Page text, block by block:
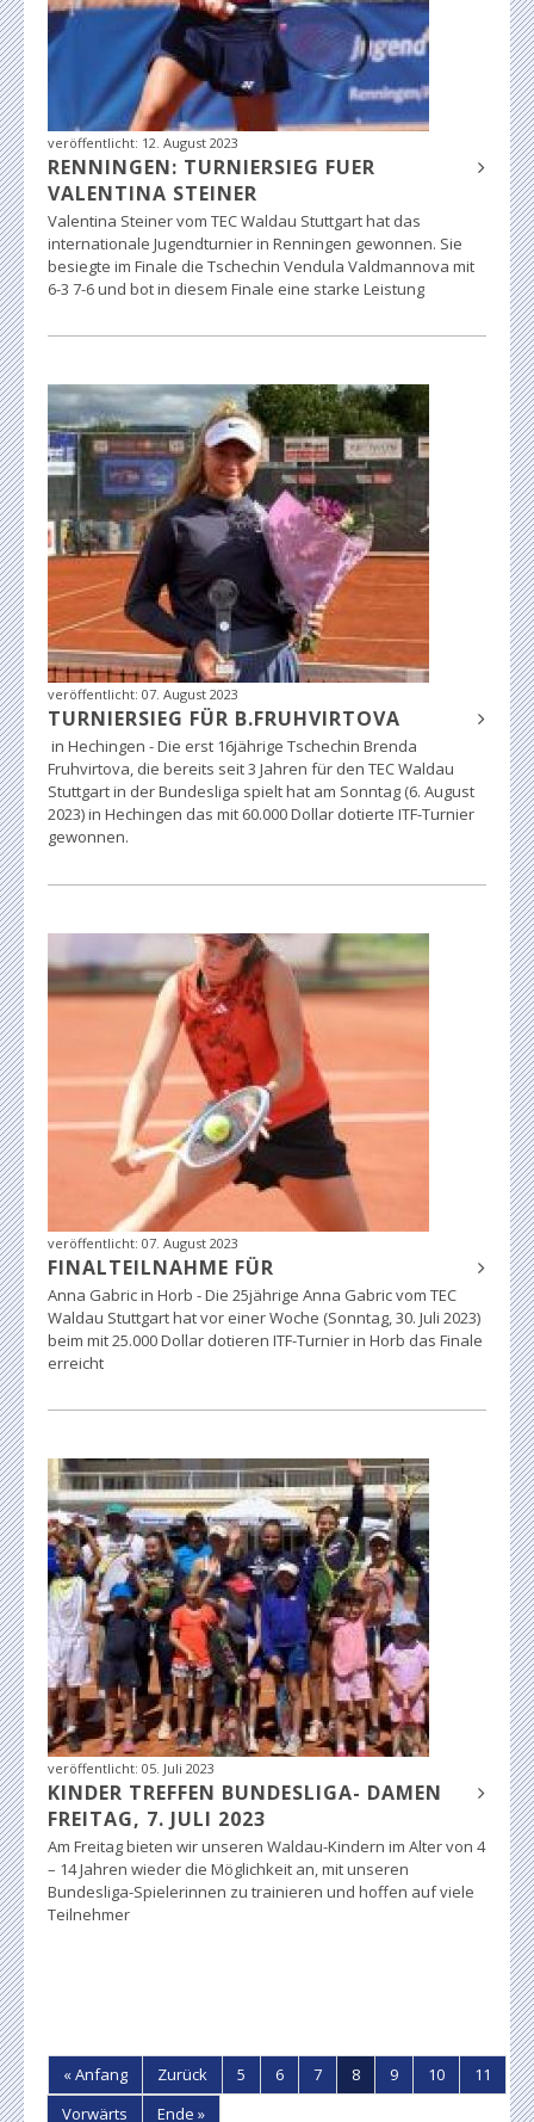
veröffentlicht: 12. August 2023
RENNINGEN: TURNIERSIEG FUER
VALENTINA STEINER
Valentina Steiner vom TEC Waldau Stuttgart hat das
internationale Jugendturnier in Renningen gewonnen. Sie
besiegte im Finale die Tschechin Vendula Valdmannova mit
6-3 7-6 und bot in diesem Finale eine starke Leistung
veröffentlicht: 07. August 2023
TURNIERSIEG FÜR B.FRUHVIRTOVA
in Hechingen - Die erst 16jährige Tschechin Brenda
Fruhvirtova, die bereits seit 3 Jahren für den TEC Waldau
Stuttgart in der Bundesliga spielt hat am Sonntag (6. August
2023) in Hechingen das mit 60.000 Dollar dotierte ITF-Turnier
gewonnen.
veröffentlicht: 07. August 2023
FINALTEILNAHME FÜR
Anna Gabric in Horb - Die 25jährige Anna Gabric vom TEC
Waldau Stuttgart hat vor einer Woche (Sonntag, 30. Juli 2023)
beim mit 25.000 Dollar dotieren ITF-Turnier in Horb das Finale
erreicht
veröffentlicht: 05. Juli 2023
KINDER TREFFEN BUNDESLIGA- DAMEN
FREITAG, 7. JULI 2023
Am Freitag bieten wir unseren Waldau-Kindern im Alter von 4
– 14 Jahren wieder die Möglichkeit an, mit unseren
Bundesliga-Spielerinnen zu trainieren und hoffen auf viele
Teilnehmer
« Anfang Zurück 5 6 7 8 9 10
11
Vorwärts
Ende »